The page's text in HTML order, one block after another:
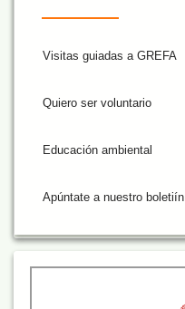
Visitas guiadas a GREFA
Quiero ser voluntario
Educación ambiental
Apúntate a nuestro boletiín